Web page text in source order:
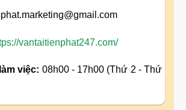
vantaitienphat247.com/
việc: 08h00 - 17h00 (Thứ 2 - Thứ